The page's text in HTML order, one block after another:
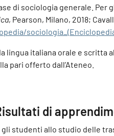
di sociologia generale. Per
, Pearson, Milano, 2018;
lingua italiana orale e scritta
pari offerto dall’Ateneo.
di
studenti allo studio delle